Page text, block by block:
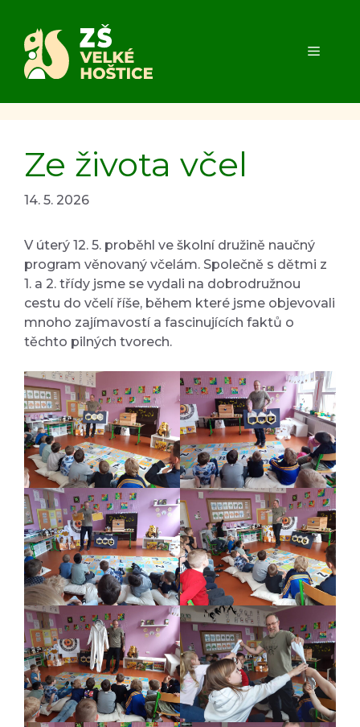
obsah
MENU
Ze života včel
14. 5. 2026
V úterý 12. 5. proběhl ve školní družině naučný
program věnovaný včelám. Společně s dětmi z
1. a 2. třídy jsme se vydali na dobrodružnou
cestu do včelí říše, během které jsme objevovali
mnoho zajímavostí a fascinujících faktů o
těchto pilných tvorech.